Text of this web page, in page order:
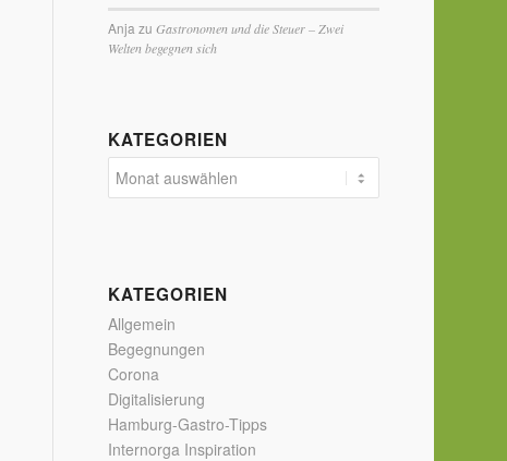
Anja zuGastronomen und die Steuer – Zwei
Welten begegnen sich
KATEGORIEN
KATEGORIEN
Allgemein
Begegnungen
Corona
Digitalisierung
Hamburg-Gastro-Tipps
Internorga Inspiration